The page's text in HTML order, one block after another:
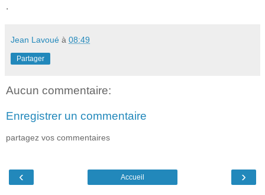
.
Jean Lavoué à 08:49
Partager
Aucun commentaire:
Enregistrer un commentaire
partagez vos commentaires
‹ ›
Accueil